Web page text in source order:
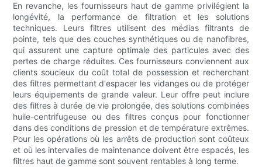
En revanche, les fournisseurs haut de gamme privilégient la
longévité, la performance de filtration et les solutions
techniques. Leurs filtres utilisent des médias filtrants de
pointe, tels que des couches synthétiques ou de nanofibres,
qui assurent une capture optimale des particules avec des
pertes de charge réduites. Ces fournisseurs conviennent aux
clients soucieux du coût total de possession et recherchant
des filtres permettant d'espacer les vidanges ou de protéger
leurs équipements de grande valeur. Leur offre peut inclure
des filtres à durée de vie prolongée, des solutions combinées
huile-centrifugeuse ou des filtres conçus pour fonctionner
dans des conditions de pression et de température extrêmes.
Pour les opérations où les arrêts de production sont coûteux
et où les intervalles de maintenance doivent être espacés, les
filtres haut de gamme sont souvent rentables à long terme.